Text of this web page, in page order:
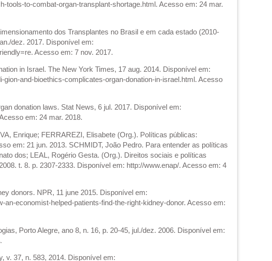
to-combat-organ-transplant-shortage.html. Acesso em: 24 mar.
dos Transplantes no Brasil e em cada estado (2010-
dez. 2017. Disponível em:
Acesso em: 7 nov. 2017.
in Israel. The New York Times, 17 aug. 2014. Disponível em:
and-bioethics-complicates-organ-donation-in-israel.html. Acesso
donation laws. Stat News, 6 jul. 2017. Disponível em:
em: 24 mar. 2018.
Enrique; FERRAREZI, Elisabete (Org.). Políticas públicas:
em: 21 jun. 2013. SCHMIDT, João Pedro. Para entender as políticas
dos; LEAL, Rogério Gesta. (Org.). Direitos sociais e políticas
t. 8. p. 2307-2333. Disponível em: http://www.enap/. Acesso em: 4
donors. NPR, 11 june 2015. Disponível em:
economist-helped-patients-find-the-right-kidney-donor. Acesso em:
Porto Alegre, ano 8, n. 16, p. 20-45, jul./dez. 2006. Disponível em:
v. 37, n. 583, 2014. Disponível em: